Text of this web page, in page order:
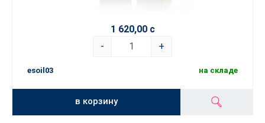
1 620,00 с
-
+
esoil03 на складе
в корзину